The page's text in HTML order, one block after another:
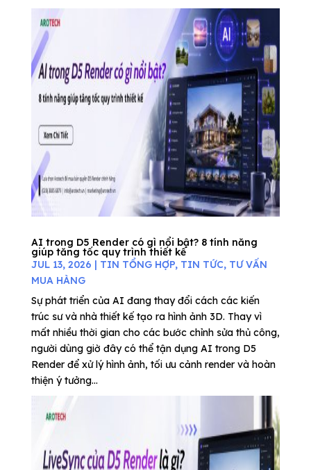
AI trong D5 Render có gì nổi bật? 8 tính năng
giúp tăng tốc quy trình thiết kế
JUL 13, 2026 | TIN TỔNG HỢP, TIN TỨC, TƯ VẤN
MUA HÀNG
Sự phát triển của AI đang thay đổi cách các kiến
trúc sư và nhà thiết kế tạo ra hình ảnh 3D. Thay vì
mất nhiều thời gian cho các bước chỉnh sửa thủ công,
người dùng giờ đây có thể tận dụng AI trong D5
Render để xử lý hình ảnh, tối ưu cảnh render và hoàn
thiện ý tưởng...